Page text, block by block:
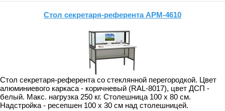
Стол секретаря-референта АРМ-4610
Стол секретаря-референта со стеклянной перегородкой. Цвет
алюминиевого каркаса - коричневый (RAL-8017), цвет ДСП -
белый. Макс. нагрузка 250 кг. Столешница 100 х 80 см.
Надстройка - ресепшен 100 х 30 см над столешницей.